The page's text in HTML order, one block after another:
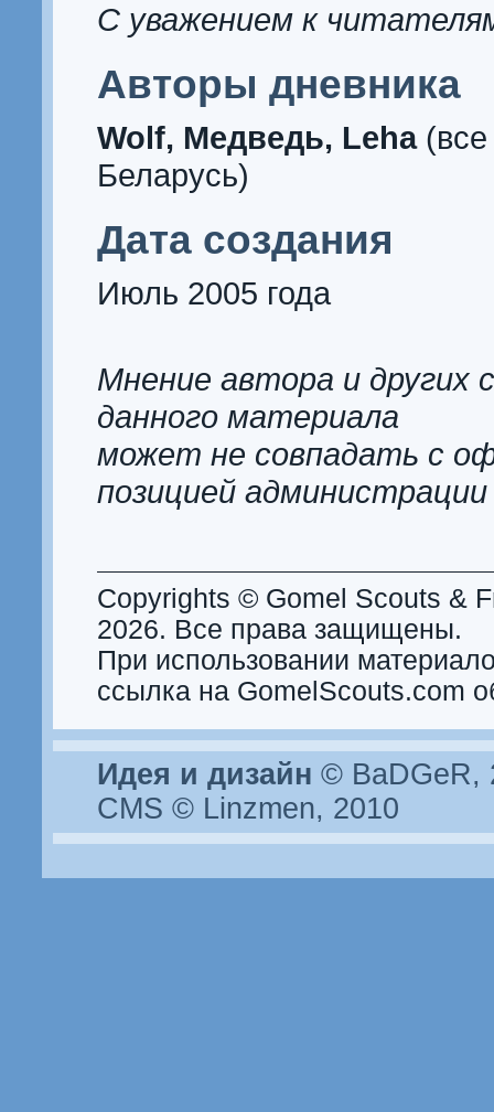
С уважением к
Авторы дневника
Wolf, Медведь, Leha(все
Беларусь)
Дата создания
Июль 2005 года
Мнение автора и других
данного материала
может не совпадать с
позицией
Copyrights © Gomel Scouts &
2026. Все права защищены.
При использовании
ссылка на GomelScouts.com
Идея и дизайн © BaDGeR,
CMS © Linzmen, 2010